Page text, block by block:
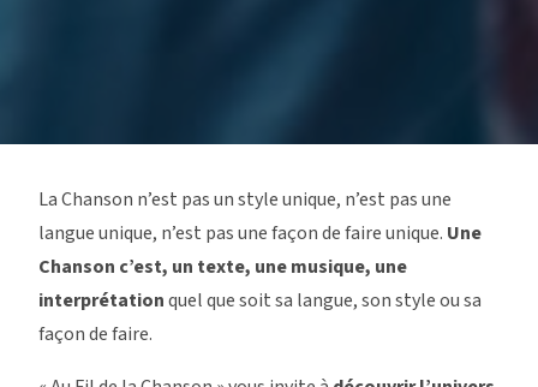
La Chanson n’est pas un style unique, n’est pas une
langue unique, n’est pas une façon de faire unique. Une
Chanson c’est, un texte, une musique, une
interprétationquel que soit sa langue, son style ou sa
façon de faire.